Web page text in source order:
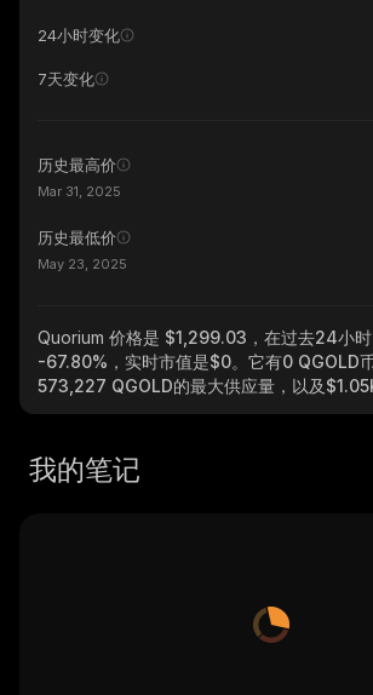
24小时变化
7天变化
历史最高价
Mar 31, 2025
历史最低价
May 23, 2025
Quorium 价格是 $1,299.03，在过去24小时
-67.80% ，实时市值是$0。它有0 QGOLD
573,227 QGOLD的最大供应量，以及
我的笔记